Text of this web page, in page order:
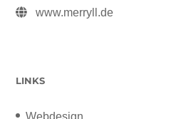
www.merryll.de
LINKS